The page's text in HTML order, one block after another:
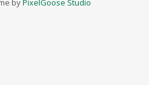
byPixelGoose Studio